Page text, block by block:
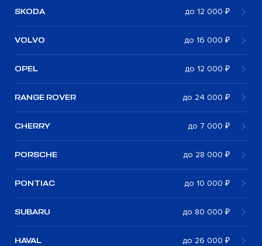
SKODA до 12 000 ₽
VOLVO до 16 000 ₽
OPEL до 12 000 ₽
RANGE ROVER до 24 000 ₽
CHERRY до 7 000 ₽
PORSCHE до 28 000 ₽
PONTIAC до 10 000 ₽
SUBARU до 80 000 ₽
HAVAL до 26 000 ₽